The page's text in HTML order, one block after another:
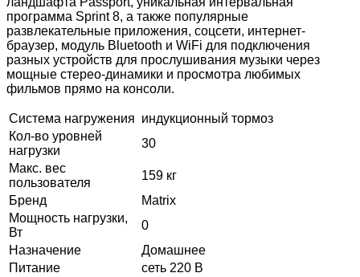
программа Sprint 8, а также популярные
развлекательные приложения, соцсети, интернет-
браузер, модуль Bluetooth и WiFi для подключения
разных устройств для прослушивания музыки через
мощные стерео-динамики и просмотра любимых
фильмов прямо на консоли.
Система нагружения индукционный тормоз
Кол-во уровней
нагрузки
30
Макс. вес
пользователя
159 кг
Бренд
Matrix
Мощность нагрузки,
Вт
0
Назначение
Домашнее
Питание
сеть 220 В